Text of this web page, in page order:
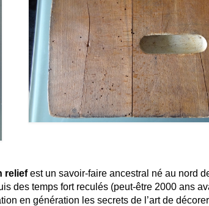
reliefest un savoir-faire ancestral né au nord
des temps fort reculés (peut-être 2000 ans
en génération les secrets de l’art de